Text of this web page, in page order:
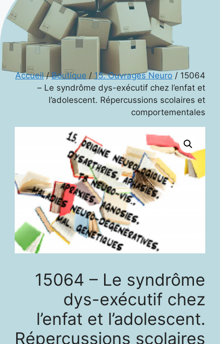
Accueil/Boutique / 15. Ouvrages Neuro / 15064
– Le syndrôme dys-exécutif chez l’enfat et
l’adolescent. Répercussions scolaires et
comportementales
15064 – Le syndrôme
dys-exécutif chez
l’enfat et l’adolescent.
Répercussions scolaires